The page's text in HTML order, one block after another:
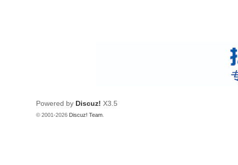
Powered by Discuz! X3.5
© 2001-2026 Discuz! Team